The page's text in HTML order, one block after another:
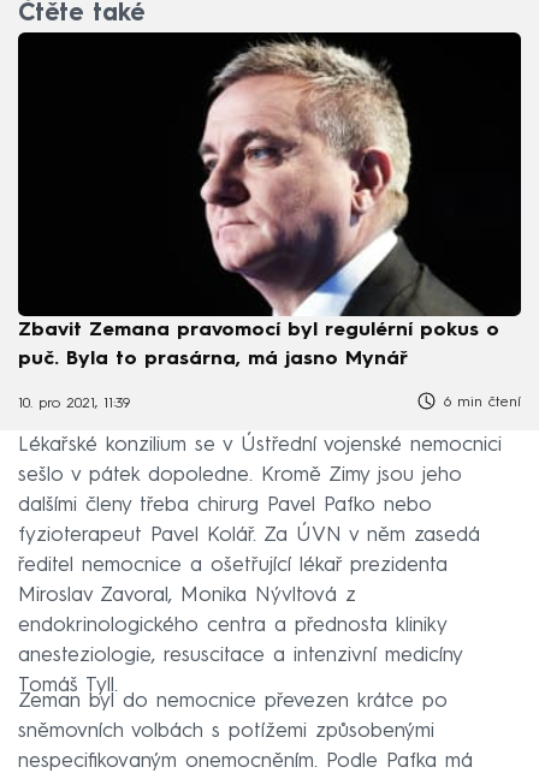
Čtěte také
Zbavit Zemana pravomocí byl regulérní pokus o
puč. Byla to prasárna, má jasno Mynář
10. pro 2021, 11:39 6 min čtení
Lékařské konzilium se v Ústřední vojenské nemocnici
sešlo v pátek dopoledne. Kromě Zimy jsou jeho
dalšími členy třeba chirurg Pavel Pafko nebo
fyzioterapeut Pavel Kolář. Za ÚVN v něm zasedá
ředitel nemocnice a ošetřující lékař prezidenta
Miroslav Zavoral, Monika Nývltová z
endokrinologického centra a přednosta kliniky
anesteziologie, resuscitace a intenzivní medicíny
Tomáš Tyll.
Zeman byl do nemocnice převezen krátce po
sněmovních volbách s potížemi způsobenými
nespecifikovaným onemocněním. Podle Pafka má